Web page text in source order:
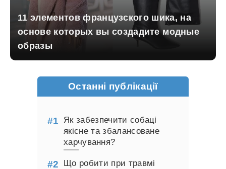
11 элементов французского шика, на
основе которых вы создадите модные
образы
Останні публікації
Як забезпечити собаці
якісне та збалансоване
харчування?
Що робити при травмі